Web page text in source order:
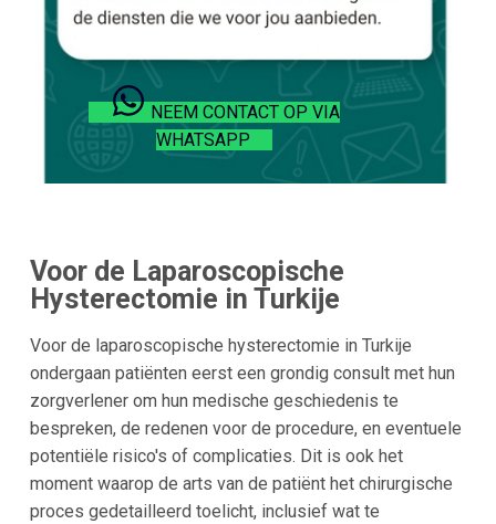
NEEM CONTACT OP VIA
WHATSAPP
Voor de Laparoscopische
Hysterectomie in Turkije
Voor de laparoscopische hysterectomie in Turkije
ondergaan patiënten eerst een grondig consult met hun
zorgverlener om hun medische geschiedenis te
bespreken, de redenen voor de procedure, en eventuele
potentiële risico's of complicaties. Dit is ook het
moment waarop de arts van de patiënt het chirurgische
proces gedetailleerd toelicht, inclusief wat te